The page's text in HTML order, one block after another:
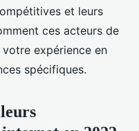
et leurs
ces acteurs de
expérience en
spécifiques.